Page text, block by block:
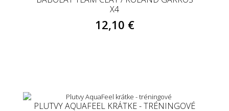
X4
12,10 €
PLUTVY AQUAFEEL KRÁTKE - TRÉNINGOVÉ